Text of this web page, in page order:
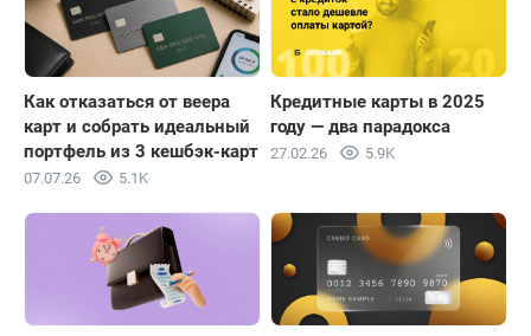
Как отказаться от веера
карт и собрать идеальный
портфель из 3 кешбэк-карт
07.07.26 5.1K
Кредитные карты в 2025
году — два парадокса
27.02.26 5.9K